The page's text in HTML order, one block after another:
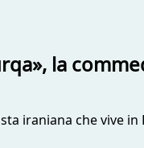
la
iraniana che vive